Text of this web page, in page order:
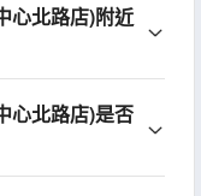
心北路店)附近
心北路店)是否